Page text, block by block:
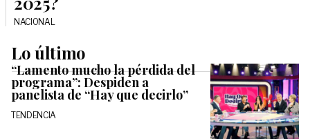
NACIONAL
Lo último
“Lamento mucho la pérdida del
programa”: Despiden a
panelista de “Hay que decirlo”
TENDENCIA